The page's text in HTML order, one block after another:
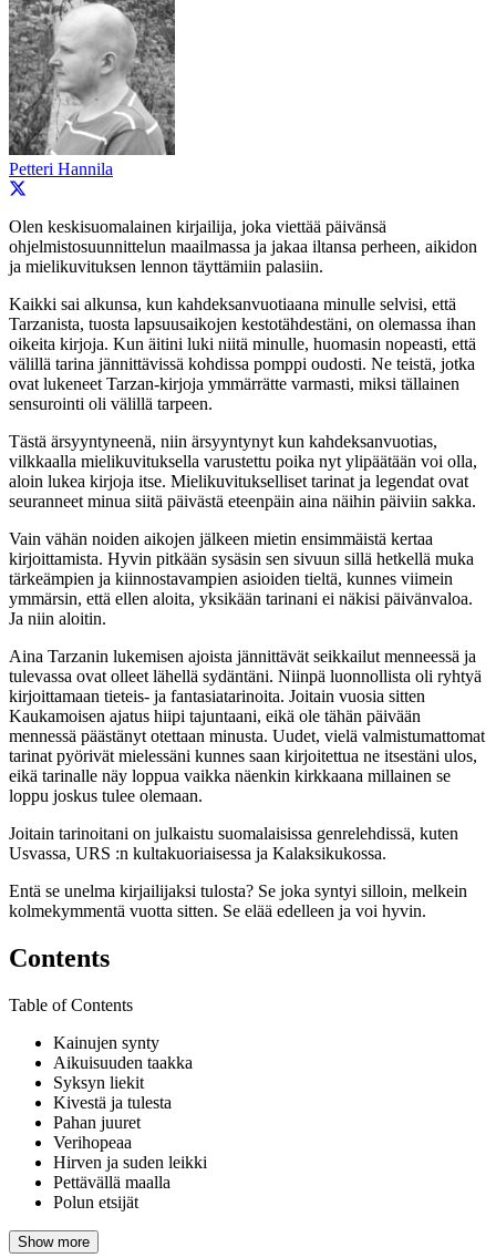
Petteri Hannila
Olen keskisuomalainen kirjailija, joka viettää päivänsä
ohjelmistosuunnittelun maailmassa ja jakaa iltansa perheen, aikidon
ja mielikuvituksen lennon täyttämiin palasiin.
Kaikki sai alkunsa, kun kahdeksanvuotiaana minulle selvisi, että
Tarzanista, tuosta lapsuusaikojen kestotähdestäni, on olemassa ihan
oikeita kirjoja. Kun äitini luki niitä minulle, huomasin nopeasti, että
välillä tarina jännittävissä kohdissa pomppi oudosti. Ne teistä, jotka
ovat lukeneet Tarzan-kirjoja ymmärrätte varmasti, miksi tällainen
sensurointi oli välillä tarpeen.
Tästä ärsyyntyneenä, niin ärsyyntynyt kun kahdeksanvuotias,
vilkkaalla mielikuvituksella varustettu poika nyt ylipäätään voi olla,
aloin lukea kirjoja itse. Mielikuvitukselliset tarinat ja legendat ovat
seuranneet minua siitä päivästä eteenpäin aina näihin päiviin sakka.
Vain vähän noiden aikojen jälkeen mietin ensimmäistä kertaa
kirjoittamista. Hyvin pitkään sysäsin sen sivuun sillä hetkellä muka
tärkeämpien ja kiinnostavampien asioiden tieltä, kunnes viimein
ymmärsin, että ellen aloita, yksikään tarinani ei näkisi päivänvaloa.
Ja niin aloitin.
Aina Tarzanin lukemisen ajoista jännittävät seikkailut menneessä ja
tulevassa ovat olleet lähellä sydäntäni. Niinpä luonnollista oli ryhtyä
kirjoittamaan tieteis- ja fantasiatarinoita. Joitain vuosia sitten
Kaukamoisen ajatus hiipi tajuntaani, eikä ole tähän päivään
mennessä päästänyt otettaan minusta. Uudet, vielä valmistumattomat
tarinat pyörivät mielessäni kunnes saan kirjoitettua ne itsestäni ulos,
eikä tarinalle näy loppua vaikka näenkin kirkkaana millainen se
loppu joskus tulee olemaan.
Joitain tarinoitani on julkaistu suomalaisissa genrelehdissä, kuten
Usvassa, URS :n kultakuoriaisessa ja Kalaksikukossa.
Entä se unelma kirjailijaksi tulosta? Se joka syntyi silloin, melkein
kolmekymmentä vuotta sitten. Se elää edelleen ja voi hyvin.
Contents
Table of Contents
Kainujen synty
Aikuisuuden taakka
Syksyn liekit
Kivestä ja tulesta
Pahan juuret
Verihopeaa
Hirven ja suden leikki
Pettävällä maalla
Polun etsijät
Show more